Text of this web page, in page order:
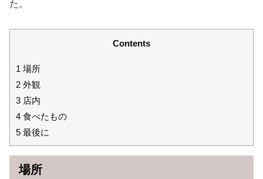
た。
Contents
1 場所
2 外観
3 店内
4 食べたもの
5 最後に
場所